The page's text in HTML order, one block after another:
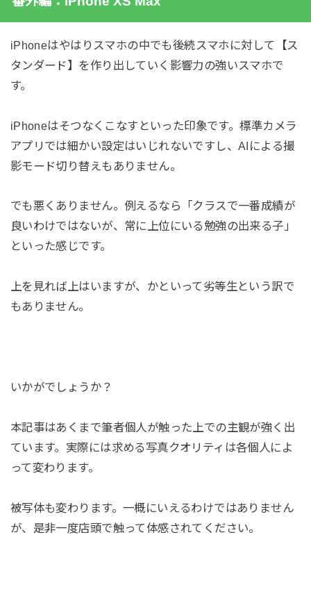
iPhoneはやはりスマホの中でも後続スマホに対して【ス
タンダード】を作り出していく影響力の強いスマホで
す。
iPhoneはそつなくこなすといった印象です。標準カメラ
アプリでは細かい設定はいじれないですし、AIによる撮
影モード切り替えもありません。
でも悪くありません。例えるなら「クラスで一番成績が
良いわけではないが、常に上位にいる勉強の出来る子」
といった感じです。
上を見れば上はいますが、かといって劣等生という訳で
もありません。
いかがでしょうか？
本記事はあくまで筆者個人が触った上での主観が強く出
ています。実際には求める写真クオリティは各個人によ
って変わります。
被写体も変わります。一概にいえるわけではありません
が、是非一度店頭で触って体感されてください。